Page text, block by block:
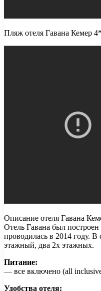
Пляж отеля Гавана Кемер 4*
Описание отеля Гавана
Отель Гавана был построен
проводилась в 2014 году. В
этажный, два 2х этажных.
Питание:
— все включено (all
Удобства отеля: